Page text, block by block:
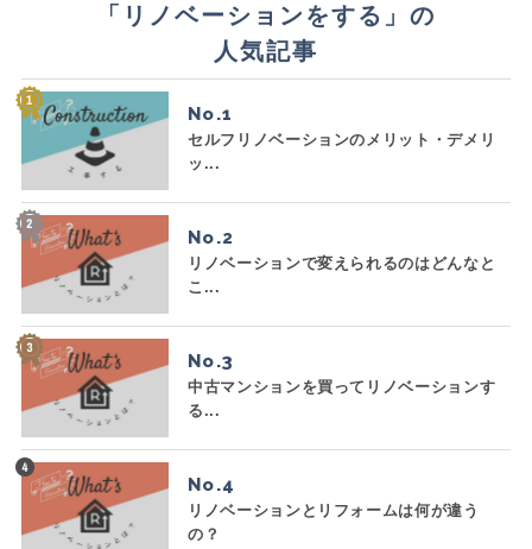
「 リノベーションをする 」の
人気記事
No.
セルフリノベーションのメリット・デメリ
ッ...
No.
リノベーションで変えられるのはどんなと
こ...
No.
中古マンションを買ってリノベーションす
る...
No.
リノベーションとリフォームは何が違う
の？